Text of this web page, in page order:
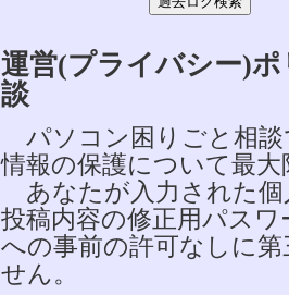
運営(プライバシー)
談
パソコン困りごと相談
情報の保護について最
あなたが入力された個
投稿内容の修正用パス
への事前の許可なしに
せん。